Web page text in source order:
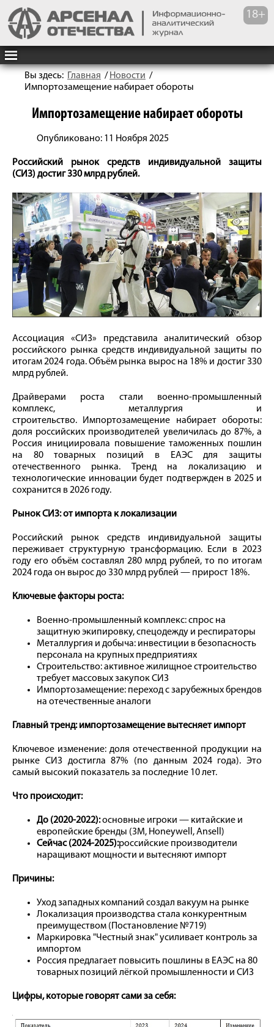
Вы здесь: Главная / Новости /
Импортозамещение набирает обороты
Импортозамещение набирает обороты
Опубликовано: 11 Ноября 2025
Российский рынок средств индивидуальной защиты
(СИЗ) достиг 330 млрд рублей.
Ассоциация «СИЗ» представила аналитический обзор
российского рынка средств индивидуальной защиты по
итогам 2024 года. Объём рынка вырос на 18% и достиг 330
млрд рублей.
Драйверами роста стали военно-промышленный
комплекс, металлургия и
строительство. Импортозамещение набирает обороты:
доля российских производителей увеличилась до 87%, а
Россия инициировала повышение таможенных пошлин
на 80 товарных позиций в ЕАЭС для защиты
отечественного рынка. Тренд на локализацию и
технологические инновации будет подтвержден в 2025 и
сохранится в 2026 году.
Рынок СИЗ: от импорта к локализации
Российский рынок средств индивидуальной защиты
переживает структурную трансформацию. Если в 2023
году его объём составлял 280 млрд рублей, то по итогам
2024 года он вырос до 330 млрд рублей — прирост 18%.
Ключевые факторы роста:
Военно-промышленный комплекс: спрос на
защитную экипировку, спецодежду и респираторы
Металлургия и добыча: инвестиции в безопасность
персонала на крупных предприятиях
Строительство: активное жилищное строительство
требует массовых закупок СИЗ
Импортозамещение: переход с зарубежных брендов
на отечественные аналоги
Главный тренд: импортозамещение вытесняет импорт
Ключевое изменение: доля отечественной продукции на
рынке СИЗ достигла 87% (по данным 2024 года). Это
самый высокий показатель за последние 10 лет.
Что происходит:
До (2020-2022):основные игроки — китайские и
европейские бренды (3M, Honeywell, Ansell)
Сейчас (2024-2025):российские производители
наращивают мощности и вытесняют импорт
Причины:
Уход западных компаний создал вакуум на рынке
Локализация производства стала конкурентным
преимуществом (Постановление №719)
Маркировка "Честный знак" усиливает контроль за
импортом
Россия предлагает повысить пошлины в ЕАЭС на 80
товарных позиций лёгкой промышленности и СИЗ
Цифры, которые говорят сами за себя: